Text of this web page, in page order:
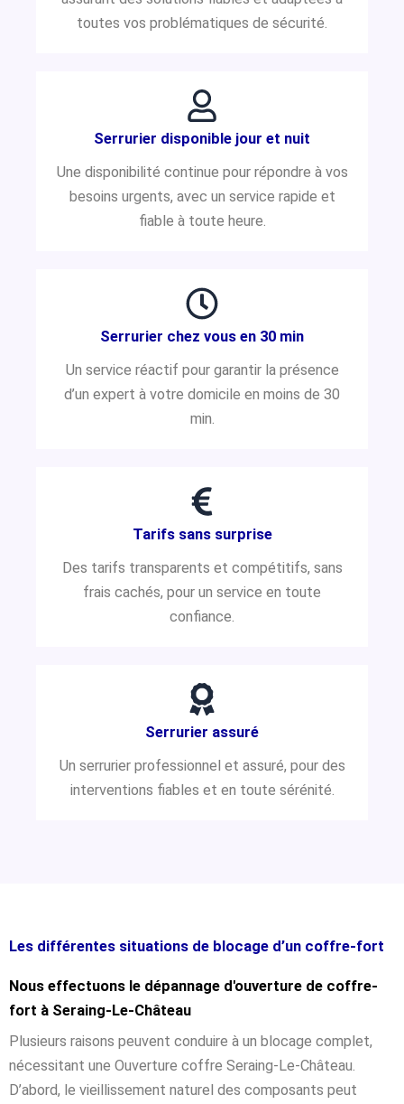
toutes vos problématiques de sécurité.
Serrurier disponible jour et nuit
Une disponibilité continue pour répondre à vos
besoins urgents, avec un service rapide et
fiable à toute heure.
Serrurier chez vous en 30 min
Un service réactif pour garantir la présence
d’un expert à votre domicile en moins de 30
min.
Tarifs sans surprise
Des tarifs transparents et compétitifs, sans
frais cachés, pour un service en toute
confiance.
Serrurier assuré
Un serrurier professionnel et assuré, pour des
interventions fiables et en toute sérénité.
Les différentes situations de blocage d’un coffre-fort
Nous effectuons le dépannage d'ouverture de coffre-
fort à Seraing-Le-Château
Plusieurs raisons peuvent conduire à un blocage complet,
nécessitant une Ouverture coffre Seraing-Le-Château.
D’abord, le vieillissement naturel des composants peut